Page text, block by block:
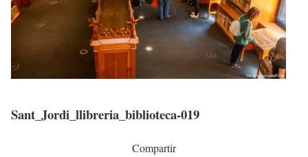
Sant_Jordi_llibreria_biblioteca-019
Compartir